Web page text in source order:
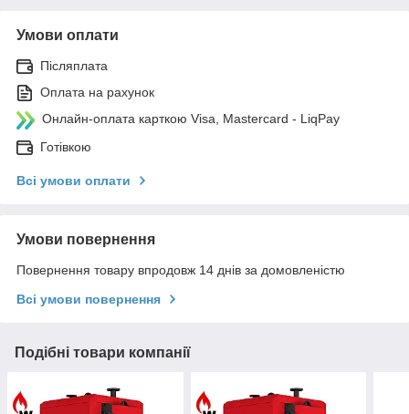
Умови оплати
Післяплата
Оплата на рахунок
Онлайн-оплата карткою Visa, Mastercard - LiqPay
Готівкою
Всі умови оплати
Умови повернення
Повернення товару впродовж 14 днів за домовленістю
Всі умови повернення
Подібні товари компанії